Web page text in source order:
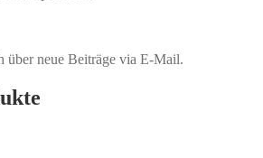
über neue Beiträge via E-Mail.